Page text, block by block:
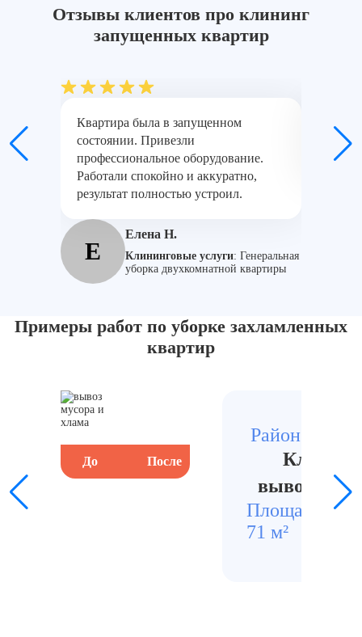
Отзывы клиентов про клининг
запущенных квартир
Квартира была в запущенном
состоянии. Привезли
профессиональное оборудование.
Работали спокойно и аккуратно,
результат полностью устроил.
Е
Елена Н.
Клининговые услуги: Генеральная
уборка двухкомнатной квартиры
Примеры работ по уборке захламленных
квартир
До После
Район ж/д
вывозом
Площадь
71 м²